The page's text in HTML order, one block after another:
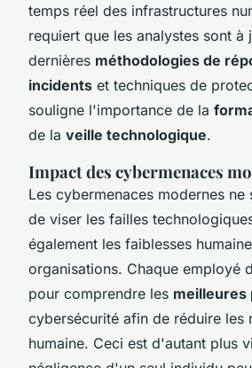
temps réel des infrastructures
requiert que les analystes sont à
dernières méthodologies de
incidents et techniques de
souligne l'importance de la
de la veille technologique.
Impact des cybermenaces
Les cybermenaces modernes ne
de viser les failles
également les faiblesses
organisations. Chaque employé
pour comprendre les meilleures
cybersécurité afin de réduire les
humaine. Ceci est d'autant plus